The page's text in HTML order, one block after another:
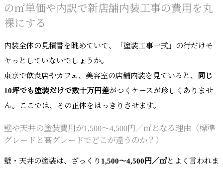
の㎡単価や内訳で新店舗内装工事の費用を丸
裸にする
内装全体の見積書を眺めていて、「塗装工事一式」の行だけモ
ヤっとしていないでしょうか。
東京で飲食店やカフェ、美容室の店舗内装を見ていると、
同じ
10坪でも塗装だけで数十万円差がつくケースが珍しくありませ
ん。ここでは、その正体をはっきりさせます。
壁や天井の塗装費用が1,500〜4,500円／㎡となる理由（標準
グレードと高グレードでどこが違うのか？）
壁・天井の塗装は、ざっくり 1,500〜4,500円／㎡とよく言われま